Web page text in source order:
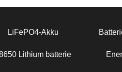
LiFePO4-Akku
Lithium batterie